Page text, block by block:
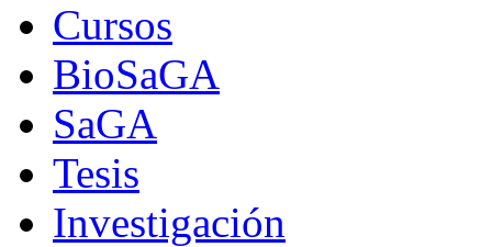
Cursos
BioSaGA
SaGA
Tesis
Investigación